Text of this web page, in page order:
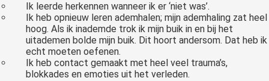
Ik leerde herkennen wanneer ik er ‘niet was’.
Ik heb opnieuw leren ademhalen; mijn ademhaling zat heel
hoog. Als ik inademde trok ik mijn buik in en bij het
uitademen bolde mijn buik. Dit hoort andersom. Dat heb ik
echt moeten oefenen.
Ik heb contact gemaakt met heel veel trauma’s,
blokkades en emoties uit het verleden.